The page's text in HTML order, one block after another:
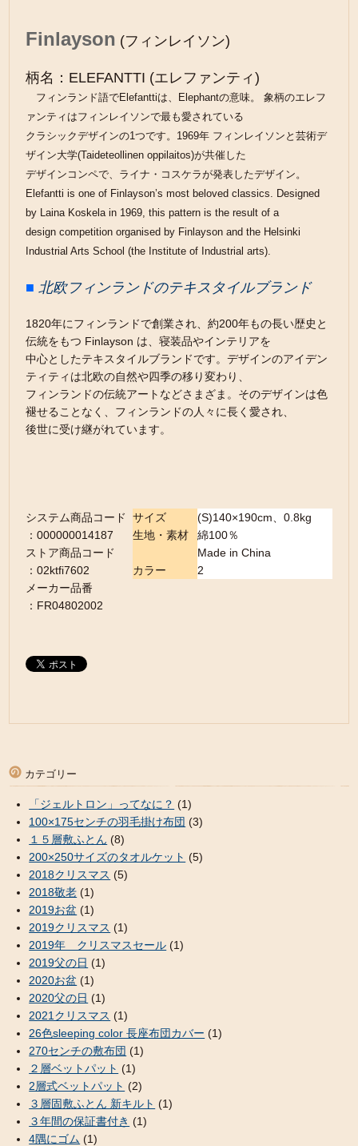
Finlayson (フィンレイソン)
柄名：ELEFANTTI (エレファンティ)
フィンランド語でElefanttiは、Elephantの意味。 象柄のエレフ
ァンティはフィンレイソンで最も愛されている
クラシックデザインの1つです。1969年 フィンレイソンと芸術デ
ザイン大学(Taideteollinen oppilaitos)が共催した
デザインコンペで、ライナ・コスケラが発表したデザイン。
Elefantti is one of Finlayson’s most beloved classics. Designed
by Laina Koskela in 1969, this pattern is the result of a
design competition organised by Finlayson and the Helsinki
Industrial Arts School (the Institute of Industrial arts).
■北欧フィンランドのテキスタイルブランド
1820年にフィンランドで創業され、約200年もの長い歴史と
伝統をもつ Finlayson は、寝装品やインテリアを
中心としたテキスタイルブランドです。デザインのアイデン
ティティは北欧の自然や四季の移り変わり、
フィンランドの伝統アートなどさまざま。そのデザインは色
褪せることなく、フィンランドの人々に長く愛され、
後世に受け継がれています。
サイズ
(S)140×190cm、0.8kg
生地・素材
綿100％
Made in China
カラー
2
システム商品コード
：000000014187
ストア商品コード
：02ktfi7602
メーカー品番
：FR04802002
カテゴリー
「ジェルトロン」ってなに？ (1)
100×175センチの羽毛掛け布団 (3)
１５層敷ふとん (8)
200×250サイズのタオルケット (5)
2018クリスマス (5)
2018敬老 (1)
2019お盆 (1)
2019クリスマス (1)
2019年 クリスマスセール (1)
2019父の日 (1)
2020お盆 (1)
2020父の日 (1)
2021クリスマス (1)
26色sleeping color 長座布団カバー (1)
270センチの敷布団 (1)
２層ベットパット (1)
2層式ベットパット (2)
３層固敷ふとん 新キルト (1)
３年間の保証書付き (1)
4隅にゴム (1)